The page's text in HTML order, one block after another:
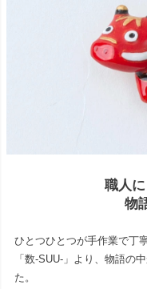
職人
物
ひとつひとつが手作業で丁
「数-SUU-」より、物語の
た。